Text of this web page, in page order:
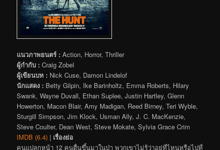
แนวภาพยนตร์ : Action, Horror, Thriller
ผู้กำกับ : Craig Zobel
ผู้เขียนบท : Nick Cuse, Damon Lindelof
นักแสดง : Betty Gilpin, Ike Barinholtz, Emma Roberts, Hilary
Swank, Wayne Duvall, Ethan Suplee, Justin Hartley, Glenn
Howerton, Macon Blair, Amy Madigan, Reed Birney, Teri Wyble,
Sturgill Simpson, Jim Klock, Usman Ally, J. C. MacKenzie,
Steve Coulter, Dean West, Steve Mokate, Sylvia Grace Crim
IMDB (6.4) | เรื่องย่อ
คนแปลกหน้า 12 คนตื่นขึ้นมาในป่า พวกเขาไม่รู้ว่าอยู่ที่ไหนหรือไปที่